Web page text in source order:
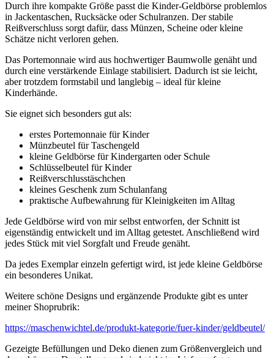
Durch ihre kompakte Größe passt die Kinder-Geldbörse problemlos
in Jackentaschen, Rucksäcke oder Schulranzen. Der stabile
Reißverschluss sorgt dafür, dass Münzen, Scheine oder kleine
Schätze nicht verloren gehen.
Das Portemonnaie wird aus hochwertiger Baumwolle genäht und
durch eine verstärkende Einlage stabilisiert. Dadurch ist sie leicht,
aber trotzdem formstabil und langlebig – ideal für kleine
Kinderhände.
Sie eignet sich besonders gut als:
erstes Portemonnaie für Kinder
Münzbeutel für Taschengeld
kleine Geldbörse für Kindergarten oder Schule
Schlüsselbeutel für Kinder
Reißverschlusstäschchen
kleines Geschenk zum Schulanfang
praktische Aufbewahrung für Kleinigkeiten im Alltag
Jede Geldbörse wird von mir selbst entworfen, der Schnitt ist
eigenständig entwickelt und im Alltag getestet. Anschließend wird
jedes Stück mit viel Sorgfalt und Freude genäht.
Da jedes Exemplar einzeln gefertigt wird, ist jede kleine Geldbörse
ein besonderes Unikat.
Weitere schöne Designs und ergänzende Produkte gibt es unter
meiner Shoprubrik:
https://maschenwichtel.de/produkt-kategorie/fuer-kinder/geldbeutel/
Gezeigte Befüllungen und Deko dienen zum Größenvergleich und